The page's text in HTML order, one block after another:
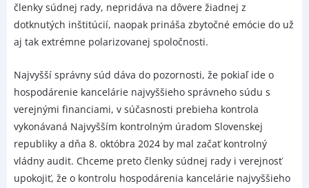
členky súdnej rady, nepridáva na dôvere žiadnej z
dotknutých inštitúcií, naopak prináša zbytočné emócie do už
aj tak extrémne polarizovanej spoločnosti.
Najvyšší správny súd dáva do pozornosti, že pokiaľ ide o
hospodárenie kancelárie najvyššieho správneho súdu s
verejnými financiami, v súčasnosti prebieha kontrola
vykonávaná Najvyšším kontrolným úradom Slovenskej
republiky a dňa 8. októbra 2024 by mal začať kontrolný
vládny audit. Chceme preto členky súdnej rady i verejnosť
upokojiť, že o kontrolu hospodárenia kancelárie najvyššieho